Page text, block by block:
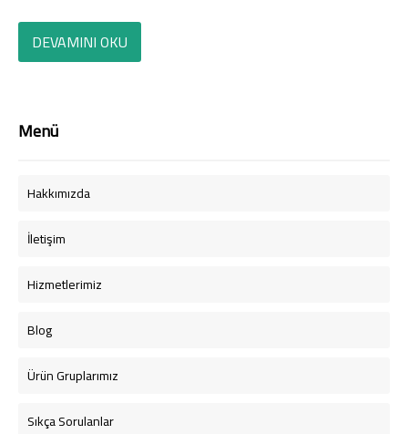
DEVAMINI OKU
Menü
Hakkımızda
İletişim
Hizmetlerimiz
Blog
Ürün Gruplarımız
Sıkça Sorulanlar